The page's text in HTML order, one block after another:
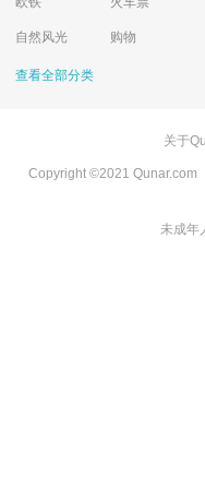
自然风光 购物
查看全部分类
关于
Copyright ©2021 Qunar.com
未成年